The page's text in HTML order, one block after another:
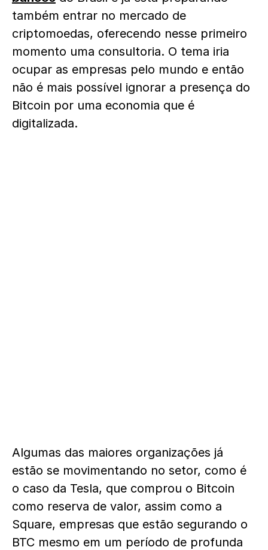
também entrar no mercado de
criptomoedas, oferecendo nesse primeiro
momento uma consultoria. O tema iria
ocupar as empresas pelo mundo e então
não é mais possível ignorar a presença do
Bitcoin por uma economia que é
digitalizada.
Algumas das maiores organizações já
estão se movimentando no setor, como é
o caso da Tesla, que comprou o Bitcoin
como reserva de valor, assim como a
Square, empresas que estão segurando o
BTC mesmo em um período de profunda